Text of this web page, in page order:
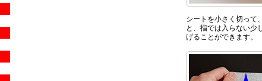
シートを小さく切って、
と、指では入らない少
げることができます。